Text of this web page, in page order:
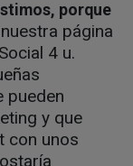
porque
página
4 u.
pueden
y que
con unos